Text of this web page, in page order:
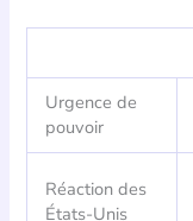
Urgence de
pouvoir
Réaction des
États-Unis